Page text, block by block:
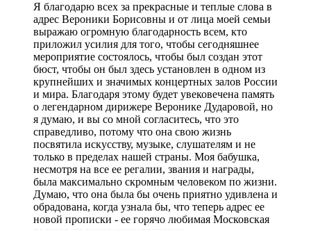
Я благодарю всех за прекрасные и теплые слова в
адрес Вероники Борисовны и от лица моей семьи
выражаю огромную благодарность всем, кто
приложил усилия для того, чтобы сегодняшнее
мероприятие состоялось, чтобы был создан этот
бюст, чтобы он был здесь установлен в одном из
крупнейших и значимых концертных залов России
и мира. Благодаря этому будет увековечена память
о легендарном дирижере Веронике Дударовой, но
я думаю, и вы со мной согласитесь, что это
справедливо, потому что она свою жизнь
посвятила искусству, музыке, слушателям и не
только в пределах нашей страны. Моя бабушка,
несмотря на все ее регалии, звания и награды,
была максимально скромным человеком по жизни.
Думаю, что она была бы очень приятно удивлена и
обрадована, когда узнала бы, что теперь адрес ее
новой прописки - ее горячо любимая Московская